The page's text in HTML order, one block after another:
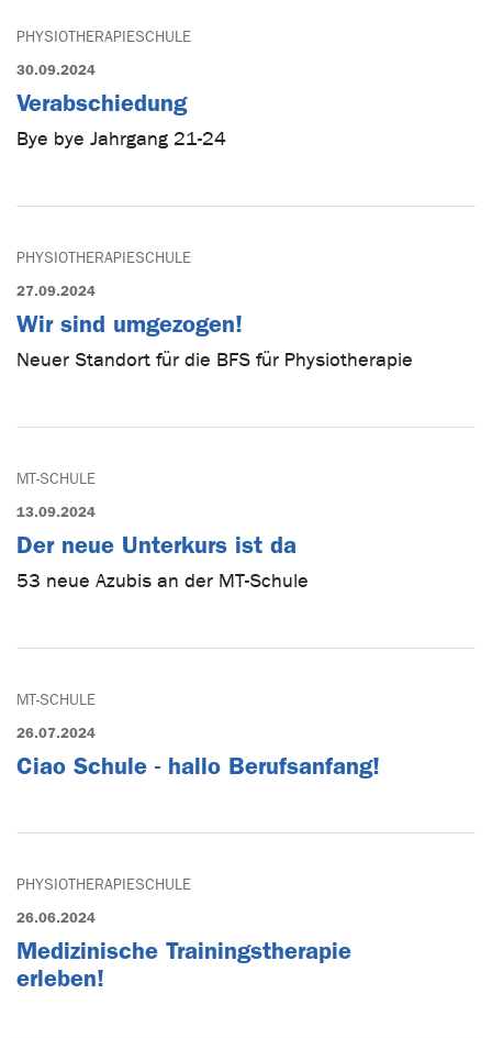
PHYSIOTHERAPIESCHULE
30.09.2024
Verabschiedung
Bye bye Jahrgang 21-24
PHYSIOTHERAPIESCHULE
27.09.2024
Wir sind umgezogen!
Neuer Standort für die BFS für Physiotherapie
MT-SCHULE
13.09.2024
Der neue Unterkurs ist da
53 neue Azubis an der MT-Schule
MT-SCHULE
26.07.2024
Ciao Schule - hallo Berufsanfang!
PHYSIOTHERAPIESCHULE
26.06.2024
Medizinische Trainingstherapie
erleben!